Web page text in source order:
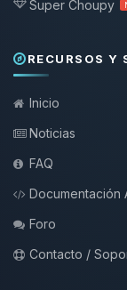
Super Choupy
RECURSOS Y
Inicio
Noticias
FAQ
Documentación
Foro
Contacto /